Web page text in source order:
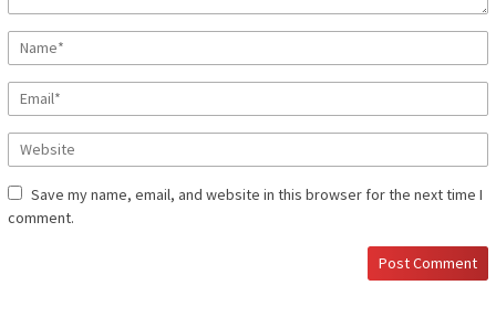
Save my name, email, and website in this browser for the next time I
comment.